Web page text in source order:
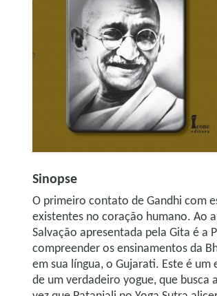
Sinopse
O primeiro contato de Gandhi com
existentes no coração humano. Ao
Salvação apresentada pela Gita é a
compreender os ensinamentos da
em sua língua, o Gujarati. Este é
de um verdadeiro yogue, que